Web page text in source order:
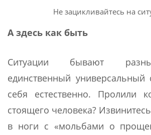
Не зацикливайтесь на
А здесь как быть
Ситуации бывают
единственный универсальный
себя естественно. Пролили
стоящего человека?
в ноги с «мольбами о